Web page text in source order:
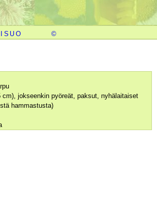
©
cm), jokseenkin pyöreät, paksut, nyhälaitaiset
hammastusta)